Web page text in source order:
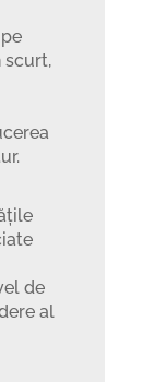
scurt,
de
al